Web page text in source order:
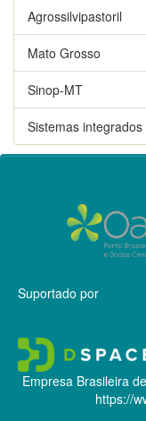
Agrossilvipastoril
Mato Grosso
Sinop-MT
Sistemas integrados
Suportado por
Empresa Brasileira
https://